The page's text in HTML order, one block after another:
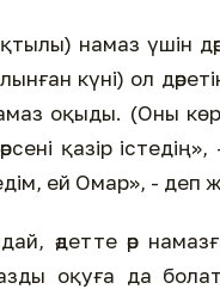
намаз үшін
күні) ол
оқыды. (Оны
қазір
ей Омар», - деп
әдетте әр
оқуға да